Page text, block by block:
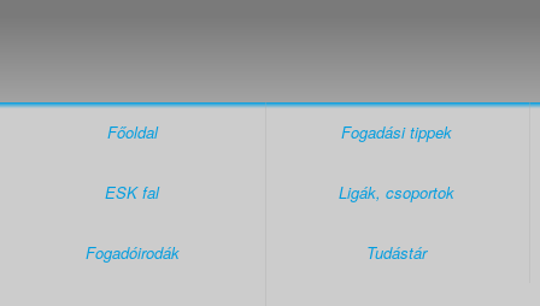
Főoldal Fogadási tippek
ESK fal Ligák, csoportok
Fogadóirodák Tudástár